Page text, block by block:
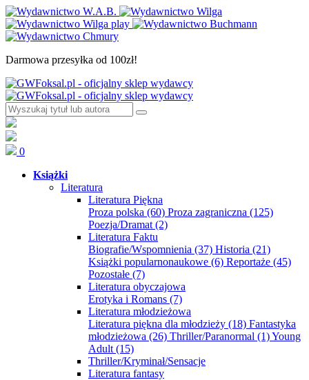
Darmowa przesyłka od 100zł!
0
Książki
Literatura
Literatura Piękna
Proza polska (60) Proza zagraniczna (125)
Poezja/Dramat (2)
Literatura Faktu
Biografie/Wspomnienia (37) Historia (21)
Książki popularnonaukowe (6) Reportaże (45)
Pozostałe (7)
Literatura obyczajowa
Erotyka i Romans (7)
Literatura młodzieżowa
Literatura piękna dla młodzieży (18) Fantastyka
młodzieżowa (26) Thriller/Paranormal (1)Young
Adult (15)
Thriller/Kryminał/Sensacje
Literatura fantasy